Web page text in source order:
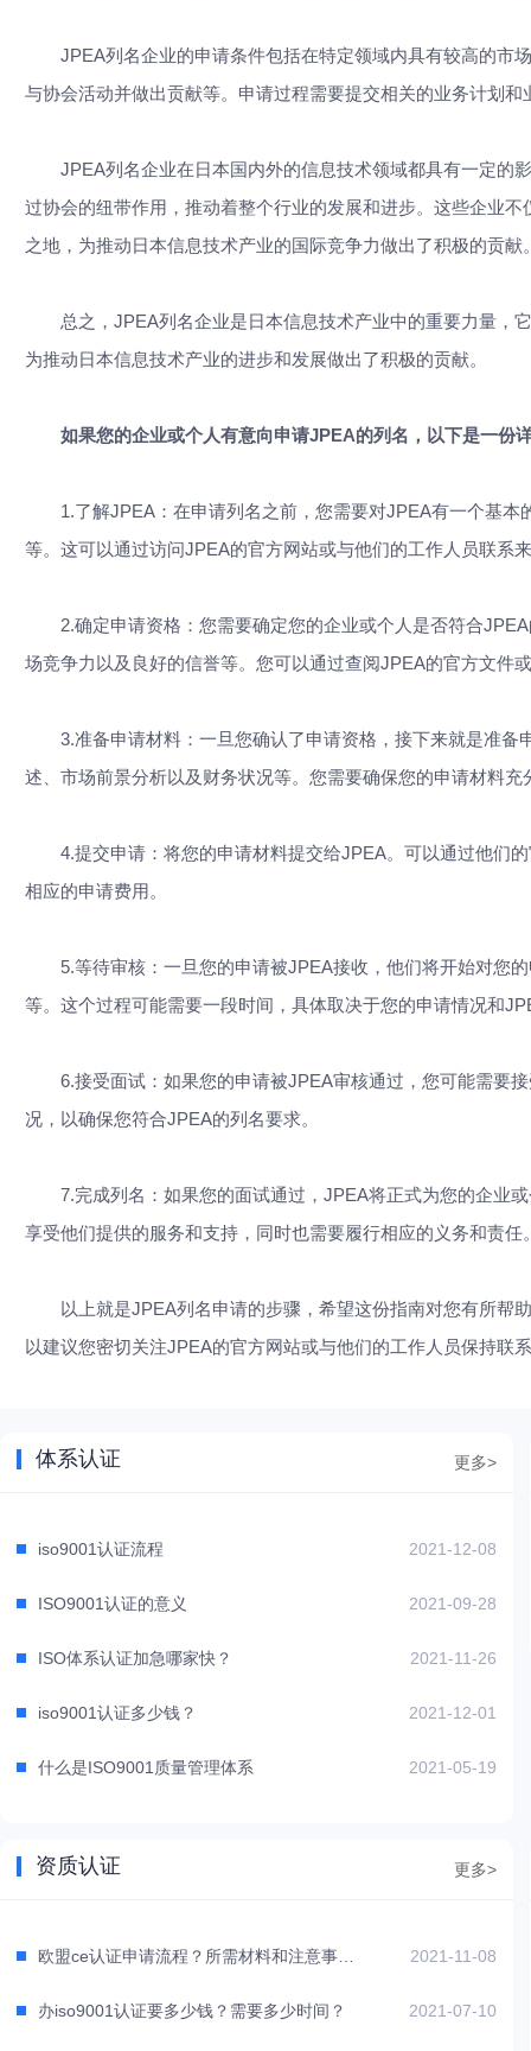
JPEA列名企业的申请条件包括在特定领域内具有较高的市
与协会活动并做出贡献等。申请过程需要提交相关的业务计划
JPEA列名企业在日本国内外的信息技术领域都具有一定的
过协会的纽带作用，推动着整个行业的发展和进步。这些企业
之地，为推动日本信息技术产业的国际竞争力做出了积极的贡献
总之，JPEA列名企业是日本信息技术产业中的重要力量，
为推动日本信息技术产业的进步和发展做出了积极的贡献。
如果您的企业或个人有意向申请JPEA的列名，以下是一份
1.了解JPEA：在申请列名之前，您需要对JPEA有一个基本
等。这可以通过访问JPEA的官方网站或与他们的工作人员联系
2.确定申请资格：您需要确定您的企业或个人是否符合JPEA
场竞争力以及良好的信誉等。您可以通过查阅JPEA的官方文件
3.准备申请材料：一旦您确认了申请资格，接下来就是准备
述、市场前景分析以及财务状况等。您需要确保您的申请材料充
4.提交申请：将您的申请材料提交给JPEA。可以通过他们的
相应的申请费用。
5.等待审核：一旦您的申请被JPEA接收，他们将开始对您的
等。这个过程可能需要一段时间，具体取决于您的申请情况和
6.接受面试：如果您的申请被JPEA审核通过，您可能需要接
况，以确保您符合JPEA的列名要求。
7.完成列名：如果您的面试通过，JPEA将正式为您的企业或
享受他们提供的服务和支持，同时也需要履行相应的义务和责任
以上就是JPEA列名申请的步骤，希望这份指南对您有所帮
以建议您密切关注JPEA的官方网站或与他们的工作人员保持联
体系认证 更多>
iso9001认证流程 2021-12-08
ISO9001认证的意义 2021-09-28
ISO体系认证加急哪家快？ 2021-11-26
iso9001认证多少钱？ 2021-12-01
什么是ISO9001质量管理体系 2021-05-19
资质认证 更多>
2021-11-08
办iso9001认证要多少钱？需要多少时间？ 2021-07-10